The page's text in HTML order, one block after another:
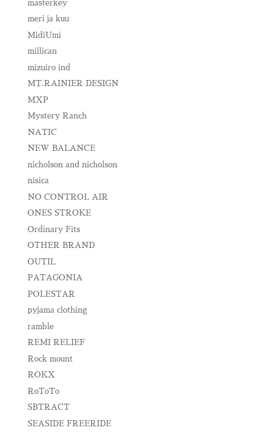
masterkey
meri ja kuu
MidiUmi
millican
mizuiro ind
MT.RAINIER DESIGN
MXP
Mystery Ranch
NATIC
NEW BALANCE
nicholson and nicholson
nisica
NO CONTROL AIR
ONES STROKE
Ordinary Fits
OTHER BRAND
OUTIL
PATAGONIA
POLESTAR
pyjama clothing
ramble
REMI RELIEF
Rock mount
ROKX
RoToTo
SBTRACT
SEASIDE FREERIDE